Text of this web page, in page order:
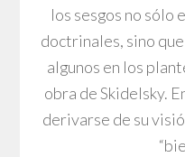
los sesgos no sólo
doctrinales, sino
algunos en los
obra de Skidelsky.
derivarse de su